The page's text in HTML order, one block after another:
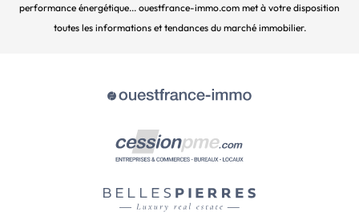
performance énergétique... ouestfrance-immo.com met à votre disposition
toutes les informations et tendances du marché immobilier.